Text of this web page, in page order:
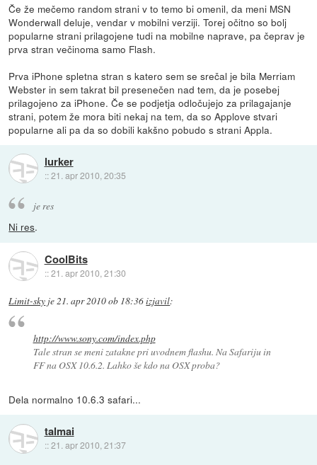
Če že mečemo random strani v to temo bi omenil, da meni MSN
Wonderwall deluje, vendar v mobilni verziji. Torej očitno so bolj
popularne strani prilagojene tudi na mobilne naprave, pa čeprav je
prva stran večinoma samo Flash.
Prva iPhone spletna stran s katero sem se srečal je bila Merriam
Webster in sem takrat bil presenečen nad tem, da je posebej
prilagojeno za iPhone. Če se podjetja odločujejo za prilagajanje
strani, potem že mora biti nekaj na tem, da so Applove stvari
popularne ali pa da so dobili kakšno pobudo s strani Appla.
lurker
::21. apr 2010, 20:35
je res
Ni res.
CoolBits
::21. apr 2010, 21:30
Limit-sky je21. apr 2010 ob 18:36izjavil:
http://www.sony.com/index.php
Tale stran se meni zatakne pri uvodnem flashu. Na Safariju in
FF na OSX 10.6.2. Lahko še kdo na OSX proba?
Dela normalno 10.6.3 safari...
talmai
::21. apr 2010, 21:37